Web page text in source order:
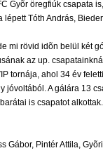
Gyõr öregfiúk csapata
Tóth András,
mi rövid idõn belül két
az up.
tornája, ahol 34 év
jóvoltából. A gálára 13
is csapatot alkottak.
Gábor, Pintér Attila,